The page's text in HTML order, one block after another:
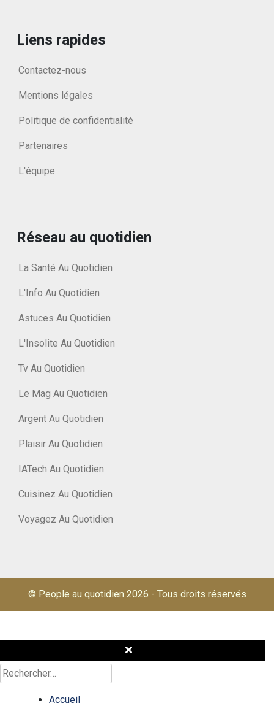
Liens rapides
Contactez-nous
Mentions légales
Politique de confidentialité
Partenaires
L'équipe
Réseau au quotidien
La Santé Au Quotidien
L'Info Au Quotidien
Astuces Au Quotidien
L'Insolite Au Quotidien
Tv Au Quotidien
Le Mag Au Quotidien
Argent Au Quotidien
Plaisir Au Quotidien
IATech Au Quotidien
Cuisinez Au Quotidien
Voyagez Au Quotidien
© People au quotidien 2026 - Tous droits réservés
Rechercher :
Accueil